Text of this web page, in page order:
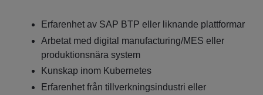
Erfarenhet av SAP BTP eller liknande plattformar
Arbetat med digital manufacturing/MES eller
produktionsnära system
Kunskap inom Kubernetes
Erfarenhet från tillverkningsindustri eller